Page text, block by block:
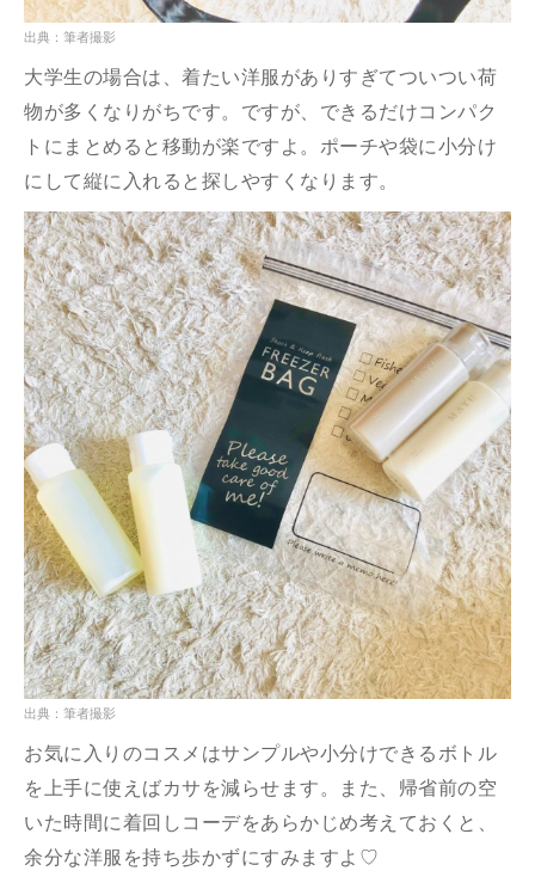
出典：筆者撮影
大学生の場合は、着たい洋服がありすぎてついつい荷
物が多くなりがちです。ですが、できるだけコンパク
トにまとめると移動が楽ですよ。ポーチや袋に小分け
にして縦に入れると探しやすくなります。
出典：筆者撮影
お気に入りのコスメはサンプルや小分けできるボトル
を上手に使えばカサを減らせます。また、帰省前の空
いた時間に着回しコーデをあらかじめ考えておくと、
余分な洋服を持ち歩かずにすみますよ♡